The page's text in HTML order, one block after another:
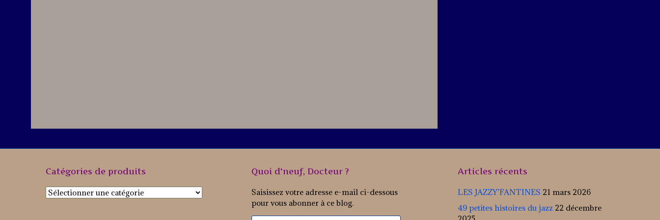
Catégories de produits Quoi d'neuf, Docteur ?
Saisissez votre adresse e-mail ci-dessous
pour vous abonner à ce blog.
Articles récents
LES JAZZY’FANTINES 21 mars 2026
49 petites histoires du jazz 22 décembre